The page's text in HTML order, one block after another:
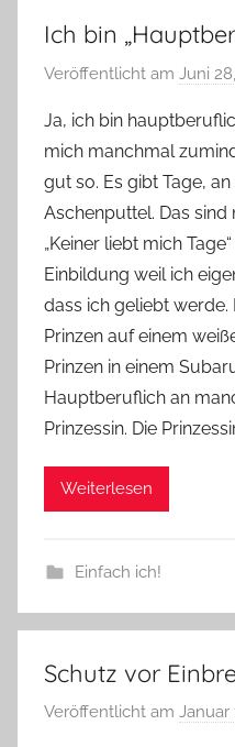
vielesIch bin
Veröffentlicht am Juni
Ja, ich bin
mich manchmal
gut so. Es gibt Tage,
Aschenputtel. Das sind
„Keiner liebt mich
Einbildung weil ich
dass ich geliebt
Prinzen auf einem
Prinzen in einem
Hauptberuflich an
Prinzessin. Die
Weiterlesen
Einfach ich!
Schutz vor
Veröffentlicht am Januar